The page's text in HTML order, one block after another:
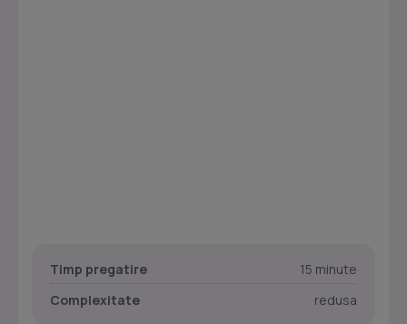
Timp pregatire
15 minute
Complexitate
redusa